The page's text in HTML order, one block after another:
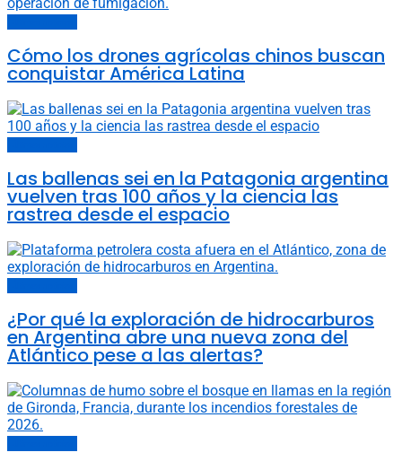
Cómo los drones agrícolas chinos buscan
conquistar América Latina
Las ballenas sei en la Patagonia argentina
vuelven tras 100 años y la ciencia las
rastrea desde el espacio
¿Por qué la exploración de hidrocarburos
en Argentina abre una nueva zona del
Atlántico pese a las alertas?